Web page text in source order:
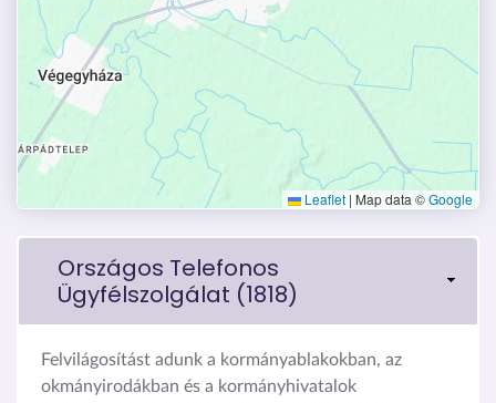
Leaflet | Map data ©Google
Országos Telefonos
Ügyfélszolgálat (1818)
Felvilágosítást adunk a kormányablakokban, az
okmányirodákban és a kormányhivatalok